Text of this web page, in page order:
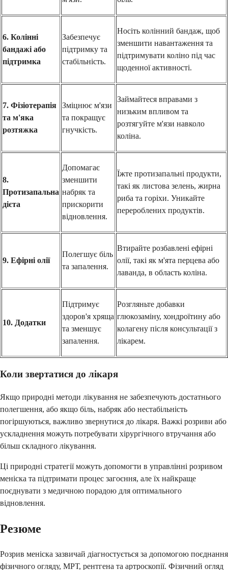
6. Колінні
бандажі або
підтримка
Забезпечує
підтримку та
стабільність.
Носіть колінний бандаж, щоб
зменшити навантаження та
підтримувати коліно під час
щоденної активності.
7. Фізіотерапія
та м'яка
розтяжка
Зміцнює м'язи
та покращує
гнучкість.
Займайтеся вправами з
низьким впливом та
розтягуйте м'язи навколо
коліна.
8.
Протизапальна
дієта
Допомагає
зменшити
набряк та
прискорити
відновлення.
Їжте протизапальні продукти,
такі як листова зелень, жирна
риба та горіхи. Уникайте
перероблених продуктів.
9. Ефірні олії
Полегшує біль
та запалення.
Втирайте розбавлені ефірні
олії, такі як м'ята перцева або
лаванда, в область коліна.
10. Додатки
Підтримує
здоров'я хряща
та зменшує
запалення.
Розгляньте добавки
глюкозаміну, хондроїтину або
колагену після консультації з
лікарем.
Коли звертатися до лікаря
Якщо природні методи лікування не забезпечують достатнього
полегшення, або якщо біль, набряк або нестабільність
погіршуються, важливо звернутися до лікаря. Важкі розриви або
ускладнення можуть потребувати хірургічного втручання або
більш складного лікування.
Ці природні стратегії можуть допомогти в управлінні розривом
меніска та підтримати процес загоєння, але їх найкраще
поєднувати з медичною порадою для оптимального
відновлення.
Резюме
Розрив меніска зазвичай діагностується за допомогою поєднання
фізичного огляду, МРТ, рентгена та артроскопії. Фізичний огляд